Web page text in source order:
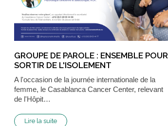
GROUPE DE PAROLE : ENSEMBLE POUR
SORTIR DE L'ISOLEMENT
A l'occasion de la journée internationale de la
femme, le Casablanca Cancer Center, relevant
de l'Hôpit…
Lire la suite